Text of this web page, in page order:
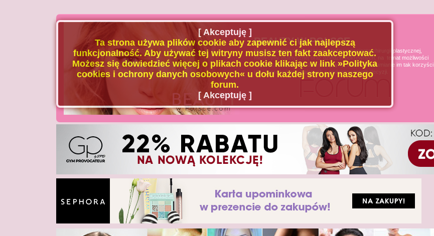
BEAUTY W POLSCE
Naszą misją jest poszerzanie wiedzy u pacjenta chirurgii plastycznej,
medycyny estetycznej oraz dziedzin pokrewnych, na temat możliwości
i ograniczeń tych dziedzin medycyny, oraz uświadamianie im tak korzyści
jak i zagrożeń wynikających z podejmowanych decyzji.
[ Akceptuję ]
Ta strona używa plików cookie aby zapewnić ci jak najlepszą
funkcjonalność. Aby używać tej witryny musisz ten fakt zaakceptować.
Możesz się dowiedzieć więcej o plikach cookie klikając w link »Polityka
cookies i ochrony danych osobowych« u dołu każdej strony naszego
forum.
[ Akceptuję ]